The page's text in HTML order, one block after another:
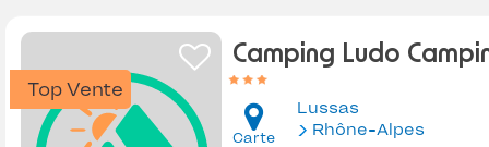
Top Vente
Camping Ludo
Carte
Lussas
Rhône-Alpes